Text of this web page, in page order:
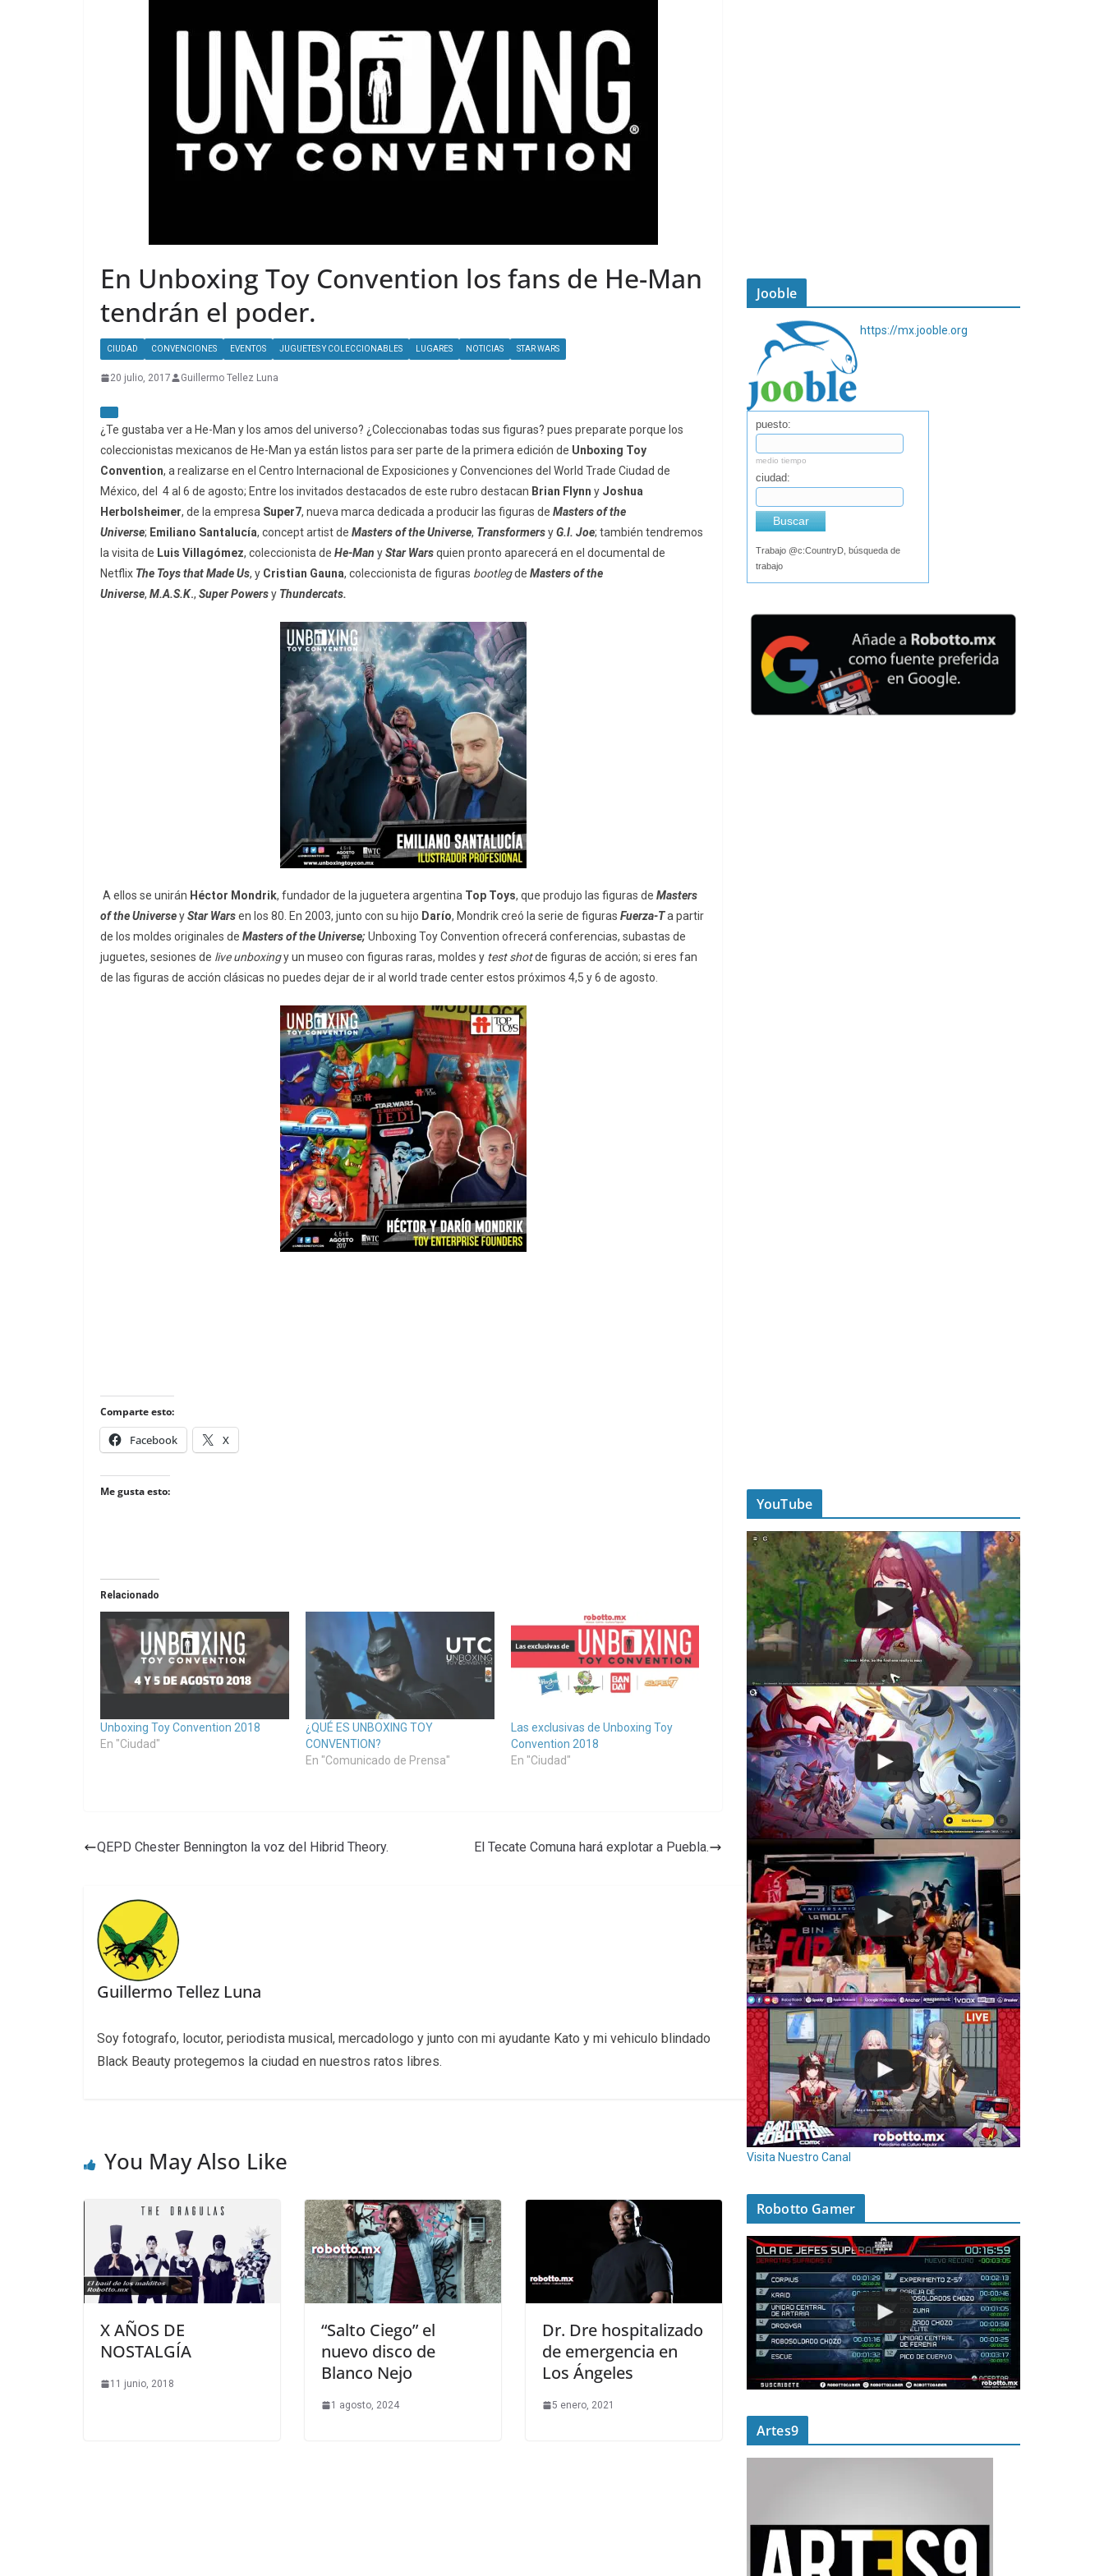
En Unboxing Toy Convention los fans de He-Man
tendrán el poder.
CIUDAD CONVENCIONES EVENTOS JUGUETES Y COLECCIONABLES LUGARES NOTICIAS STAR WARS
20 julio, 2017 Guillermo Tellez Luna
¿Te gustaba ver a He-Man y los amos del universo? ¿Coleccionabas todas sus figuras? pues preparate porque los
coleccionistas mexicanos de He-Man ya están listos para ser parte de la primera edición de Unboxing Toy
Convention, a realizarse en el Centro Internacional de Exposiciones y Convenciones del World Trade Ciudad de
México, del 4 al 6 de agosto; Entre los invitados destacados de este rubro destacan Brian Flynn y Joshua
Herbolsheimer, de la empresa Super7, nueva marca dedicada a producir las figuras de Masters of the
Universe; Emiliano Santalucía, concept artist de Masters of the Universe, TransformersyG.I. Joe; también tendremos
la visita de Luis Villagómez, coleccionista de He-Man yStar Warsquien pronto aparecerá en el documental de
Netflix The Toys that Made Us, y Cristian Gauna, coleccionista de figuras bootlegde Masters of the
Universe, M.A.S.K., Super Powersy Thundercats.
A ellos se unirán Héctor Mondrik, fundador de la juguetera argentina Top Toys, que produjo las figuras de Masters
of the UniverseyStar Warsen los 80. En 2003, junto con su hijo Darío, Mondrik creó la serie de figuras Fuerza-Ta partir
de los moldes originales de Masters of the Universe;Unboxing Toy Convention ofrecerá conferencias, subastas de
juguetes, sesiones de live unboxingy un museo con figuras raras, moldes y test shotde figuras de acción; si eres fan
de las figuras de acción clásicas no puedes dejar de ir al world trade center estos próximos 4,5 y 6 de agosto.
Comparte esto:
Facebook X
Me gusta esto:
Relacionado
Unboxing Toy Convention 2018
En "Ciudad"
¿QUÉ ES UNBOXING TOY
CONVENTION?
En "Comunicado de Prensa"
Las exclusivas de Unboxing Toy
Convention 2018
En "Ciudad"
QEPD Chester Bennington la voz del Hibrid Theory. El Tecate Comuna hará explotar a Puebla.
Guillermo Tellez Luna
Soy fotografo, locutor, periodista musical, mercadologo y junto con mi ayudante Kato y mi vehiculo blindado
Black Beauty protegemos la ciudad en nuestros ratos libres.
You May Also Like
X AÑOS DE
NOSTALGÍA
11 junio, 2018
“Salto Ciego” el
nuevo disco de
Blanco Nejo
1 agosto, 2024
Dr. Dre hospitalizado
de emergencia en
Los Ángeles
5 enero, 2021
Jooble
https://mx.jooble.org
puesto:
medio tiempo
ciudad:
Buscar
Trabajo @c:CountryD, búsqueda de
trabajo
YouTube
Visita Nuestro Canal
Robotto Gamer
Artes9